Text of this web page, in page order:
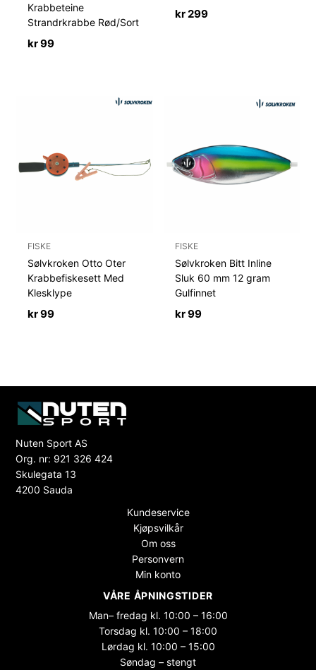
Krabbeteine
Strandrkrabbe Rød/Sort
kr99
kr299
FISKE
Sølvkroken Otto Oter
Krabbefiskesett Med
Klesklype
kr99
FISKE
Sølvkroken Bitt Inline
Sluk 60 mm 12 gram
Gulfinnet
kr99
Nuten Sport AS
Org. nr: 921 326 424
Skulegata 13
4200 Sauda
Kundeservice
Kjøpsvilkår
Om oss
Personvern
Min konto
VÅRE ÅPNINGSTIDER
Man– fredag kl. 10:00 – 16:00
Torsdag kl. 10:00 – 18:00
Lørdag kl. 10:00 – 15:00
Søndag – stengt